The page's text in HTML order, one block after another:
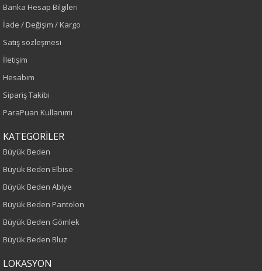
Sezon
İlkbahar-Yaz
Yaş Grubu
Yetişkin
Bel
Kalıp
Büyük Beden
Boy
Banka Hesap Bilgileri
İade / Değişim / Kargo
Satış sözleşmesi
İletişim
Hesabım
Sipariş Takibi
ParaPuan Kullanımı
KATEGORİLER
Büyük Beden
Büyük Beden Elbise
Büyük Beden Abiye
Büyük Beden Pantolon
Büyük Beden Gömlek
Büyük Beden Bluz
LOKASYON